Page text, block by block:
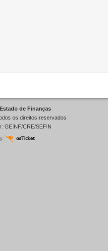
de Finanças
os direitos reservados
GEINF/CRE/SEFIN